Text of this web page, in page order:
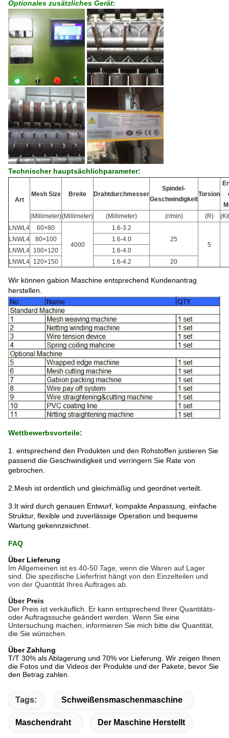
Optionales zusätzliches Gerät:
Technischer hauptsächlichparameter:
Art
Mesh Size Breite Drahtdurchmesser
Spindel-
Geschwindigkeit
Torsion
(Millimeter)(Millimeter) (Millimeter) (r/min) (R)
LNWL4
60×80
4000
1.6-3.2
25
5
LNWL4 80×100
1.6-4.0
LNWL4 100×120
1.6-4.0
LNWL4 120×150 1.6-4.2 20
Wir können gabion Maschine entsprechend Kundenantrag
herstellen.
Wettbewerbsvorteile:
1. entsprechend den Produkten und den Rohstoffen justieren Sie
passend die Geschwindigkeit und verringern Sie Rate von
gebrochen.
2.Mesh ist ordentlich und gleichmäßig und geordnet verteilt.
3.It wird durch genauen Entwurf, kompakte Anpassung, einfache
Struktur, flexible und zuverlässige Operation und bequeme
Wartung gekennzeichnet.
FAQ
Über Lieferung
Im Allgemeinen ist es 40-50 Tage, wenn die Waren auf Lager
sind. Die spezifische Lieferfrist hängt von den Einzelteilen und
von der Quantität Ihres Auftrages ab.
Über Preis
Der Preis ist verkäuflich. Er kann entsprechend Ihrer Quantitäts-
oder Auftragssuche geändert werden. Wenn Sie eine
Untersuchung machen, informieren Sie mich bitte die Quantität,
die Sie wünschen.
Über Zahlung
T/T 30% als Ablagerung und 70% vor Lieferung. Wir zeigen Ihnen
die Fotos und die Videos der Produkte und der Pakete, bevor Sie
den Betrag zahlen.
Tags: Schweißensmaschenmaschine
Maschendraht Der Maschine Herstellt